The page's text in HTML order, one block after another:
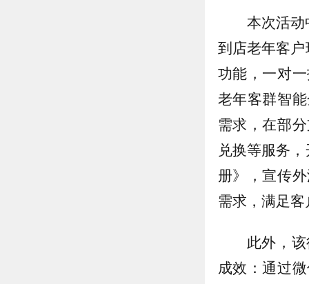
本次活动
到店老年客
功能，一对
老年客群智
需求，在部
兑换等服务
册》，宣传
需求，满足
此外，
成效：通过